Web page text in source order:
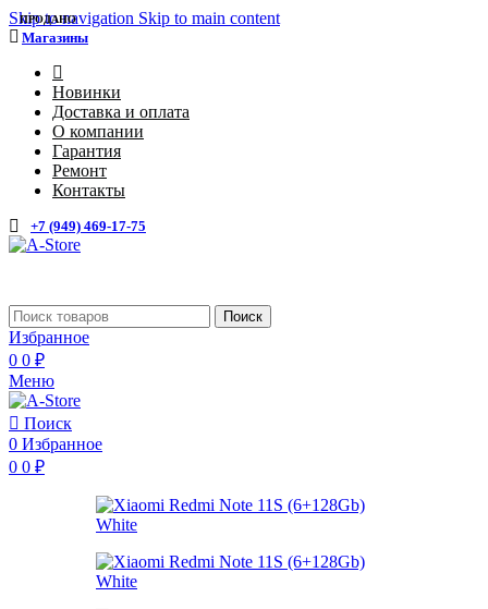
Skip to navigation Skip to main content
Магазины
Новинки
Доставка и оплата
О компании
Гарантия
Ремонт
Контакты
+7 (949) 469-17-75
Поиск
Избранное
0 0 ₽
Меню
Поиск
0 Избранное
0 0 ₽
ПРОДАНО